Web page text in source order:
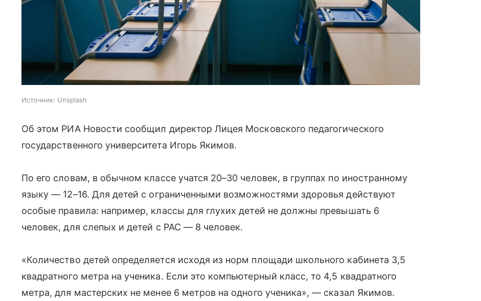
Источник: Unsplash
Об этом РИА Новости сообщил директор Лицея Московского педагогического
государственного университета Игорь Якимов.
По его словам, в обычном классе учатся 20–30 человек, в группах по иностранному
языку — 12–16. Для детей с ограниченными возможностями здоровья действуют
особые правила: например, классы для глухих детей не должны превышать 6
человек, для слепых и детей с РАС — 8 человек.
«Количество детей определяется исходя из норм площади школьного кабинета 3,5
квадратного метра на ученика. Если это компьютерный класс, то 4,5 квадратного
метра, для мастерских не менее 6 метров на одного ученика», — сказал Якимов.